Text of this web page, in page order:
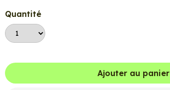
Quantité
Ajouter au panier